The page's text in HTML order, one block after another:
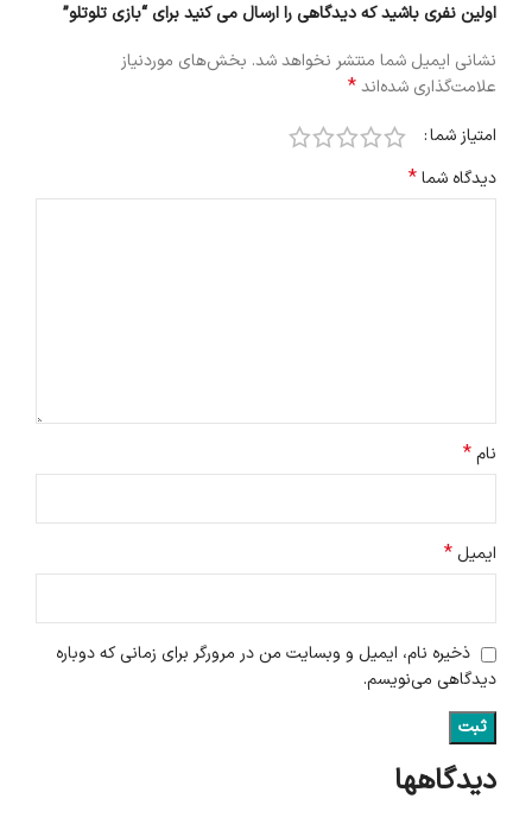
دیدگاهها
اولین نفری باشید که دیدگاهی را ارسال می کنید برای “بازی تلوتلو”
نشانی ایمیل شما منتشر نخواهد شد. بخش‌های موردنیاز
علامت‌گذاری شده‌اند*
امتیاز شما
دیدگاه شما*
نام*
ایمیل*
ذخیره نام، ایمیل و وبسایت من در مرورگر برای زمانی که دوباره
دیدگاهی می‌نویسم.